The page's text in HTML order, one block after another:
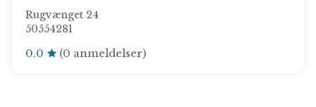
Rugvænget 24
50554281
0.0 (0 anmeldelser)